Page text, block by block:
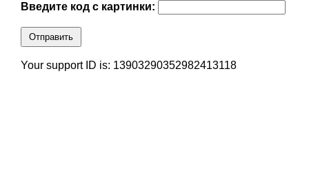
Введите код с картинки:
Отправить
Your support ID is: 13903290352982413118